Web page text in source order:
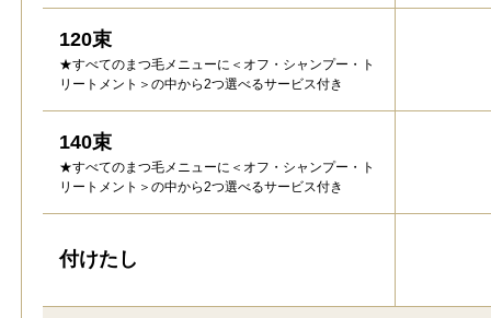
120束
★すべてのまつ毛メニューに＜オフ・シャンプー・ト
リートメント＞の中から2つ選べるサービス付き
140束
★すべてのまつ毛メニューに＜オフ・シャンプー・ト
リートメント＞の中から2つ選べるサービス付き
付けたし